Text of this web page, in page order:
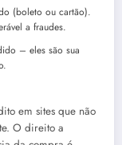
(boleto ou cartão).
a fraudes.
– eles são sua
em sites que não
O direito a